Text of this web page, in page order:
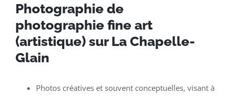
Photographie de
photographie fine art
(artistique) sur La Chapelle-
Glain
Photos créatives et souvent conceptuelles, visant à